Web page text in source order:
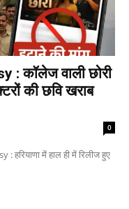
कॉलेज वाली छोरी
की छवि खराब
0
में हाल ही में रिलीज हुए